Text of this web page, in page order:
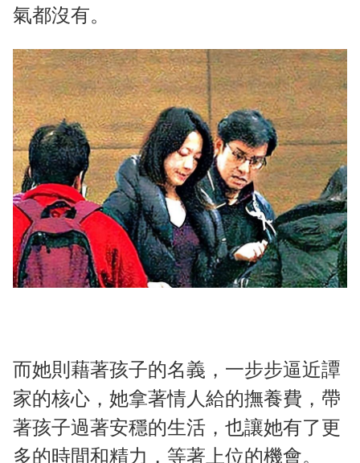
氣都沒有。
而她則藉著孩子的名義，一步步逼近譚
家的核心，她拿著情人給的撫養費，帶
著孩子過著安穩的生活，也讓她有了更
多的時間和精力，等著上位的機會。